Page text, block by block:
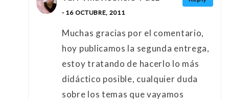
- 16 OCTUBRE, 2011
Muchas gracias por el comentario,
hoy publicamos la segunda entrega,
estoy tratando de hacerlo lo más
didáctico posible, cualquier duda
sobre los temas que vayamos